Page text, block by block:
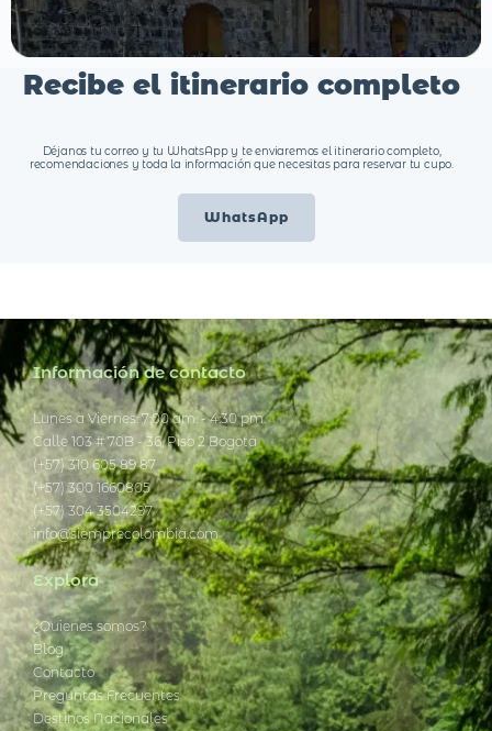
Recibe el itinerario completo
Déjanos tu correo y tu WhatsApp y te enviaremos el itinerario completo,
recomendaciones y toda la información que necesitas para reservar tu cupo.
WhatsApp
Información de contacto
Lunes a Viernes: 7:00 am. - 4:30 pm.
Calle 103 # 70B - 36, Piso 2 Bogotá
(+57) 310 605 89 87
(+57) 300 1660805
(+57) 304 3504297
info@siemprecolombia.com
Explora
¿Quienes somos?
Blog
Contacto
Preguntas Frecuentes
Destinos Nacionales